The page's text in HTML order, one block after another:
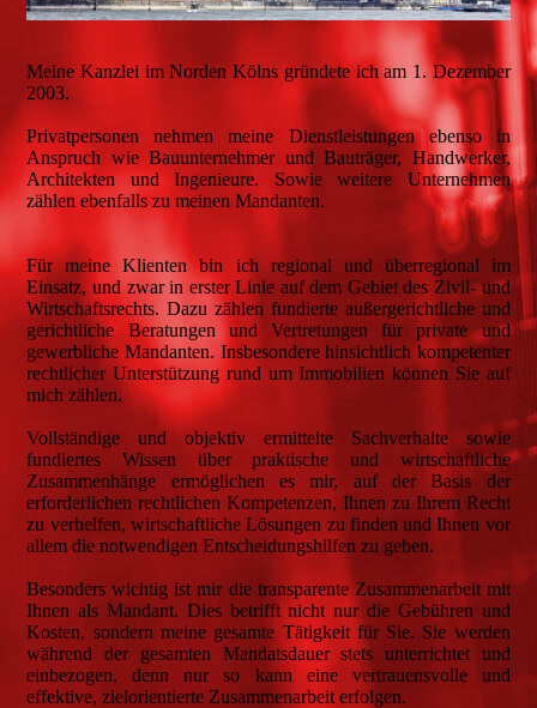
Meine Kanzlei im Norden Kölns gründete ich am 1. Dezember
2003.
Privatpersonen nehmen meine Dienstleistungen ebenso in
Anspruch wie Bauunternehmer und Bauträger, Handwerker,
Architekten und Ingenieure. Sowie weitere Unternehmen
zählen ebenfalls zu meinen Mandanten.
Für meine Klienten bin ich regional und überregional im
Einsatz, und zwar in erster Linie auf dem Gebiet des Zivil- und
Wirtschaftsrechts. Dazu zählen fundierte außergerichtliche und
gerichtliche Beratungen und Vertretungen für private und
gewerbliche Mandanten. Insbesondere hinsichtlich kompetenter
rechtlicher Unterstützung rund um Immobilien können Sie auf
mich zählen.
Vollständige und objektiv ermittelte Sachverhalte sowie
fundiertes Wissen über praktische und wirtschaftliche
Zusammenhänge ermöglichen es mir, auf der Basis der
erforderlichen rechtlichen Kompetenzen, Ihnen zu Ihrem Recht
zu verhelfen, wirtschaftliche Lösungen zu finden und Ihnen vor
allem die notwendigen Entscheidungshilfen zu geben.
Besonders wichtig ist mir die transparente Zusammenarbeit mit
Ihnen als Mandant. Dies betrifft nicht nur die Gebühren und
Kosten, sondern meine gesamte Tätigkeit für Sie. Sie werden
während der gesamten Mandatsdauer stets unterrichtet und
einbezogen, denn nur so kann eine vertrauensvolle und
effektive, zielorientierte Zusammenarbeit erfolgen.